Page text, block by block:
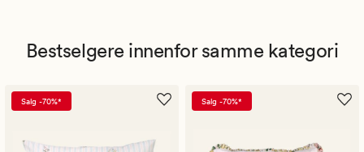
Bestselgere innenfor samme kategori
Salg -70%* Salg -70%*